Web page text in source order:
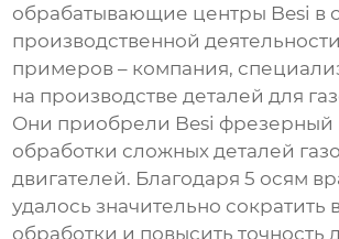
обрабатывающие центры Besi в
производственной
примеров – компания,
на производстве деталей для
Они приобрели Besi фрезерный
обработки сложных деталей
двигателей. Благодаря 5 осям
удалось значительно сократить
обработки и повысить точность